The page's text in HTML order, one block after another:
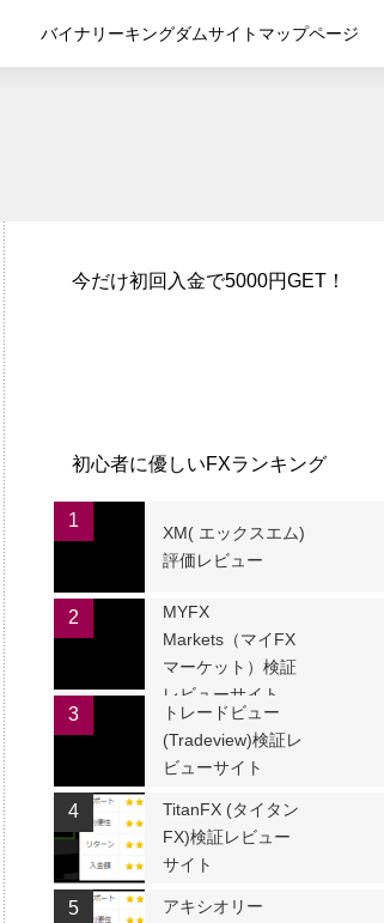
バイナリーキングダムサイトマップページ
今だけ初回入金で5000円GET！
初心者に優しいFXランキング
1
XM( エックスエム)
評価レビュー
2
MYFX
Markets（マイFX
マーケット）検証
レビューサイト
3
トレードビュー
(Tradeview)検証レ
ビューサイト
4
TitanFX (タイタン
FX)検証レビュー
サイト
5
アキシオリー